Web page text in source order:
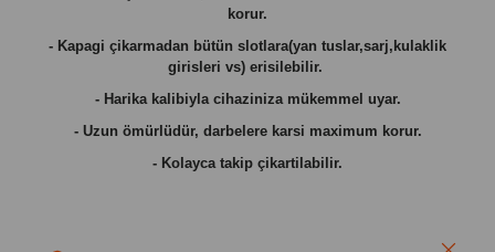
korur.
- Kapagi çikarmadan bütün slotlara(yan tuslar,sarj,kulaklik
girisleri vs) erisilebilir.
- Harika kalibiyla cihaziniza mükemmel uyar.
- Uzun ömürlüdür, darbelere karsi maximum korur.
- Kolayca takip çikartilabilir.